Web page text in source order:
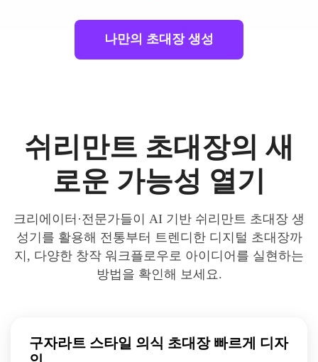
나만의 초대장 생성
쉬리만트 초대장의 새
로운 가능성 열기
크리에이터·전문가들이 AI 기반 쉬리만트 초대장 생
성기를 활용해 전통부터 트렌디한 디지털 초대장까
지, 다양한 창작 워크플로우로 아이디어를 실현하는
방법을 확인해 보세요.
구자라트 스타일 의식 초대장 빠르게 디자